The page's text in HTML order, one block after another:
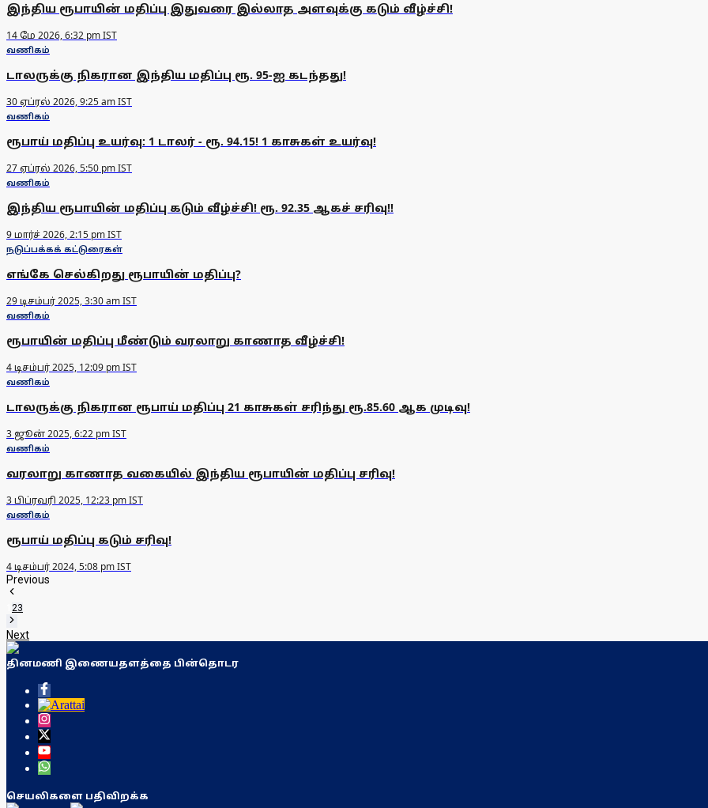
இந்திய ரூபாயின் மதிப்பு இதுவரை இல்லாத அளவுக்கு கடும் வீழ்ச்சி!
14 மே 2026, 6:32 pm IST
வணிகம்
டாலருக்கு நிகரான இந்திய மதிப்பு ரூ. 95-ஐ கடந்தது!
30 ஏப்ரல் 2026, 9:25 am IST
வணிகம்
ரூபாய் மதிப்பு உயர்வு: 1 டாலர் - ரூ. 94.15! 1 காசுகள் உயர்வு!
27 ஏப்ரல் 2026, 5:50 pm IST
வணிகம்
இந்திய ரூபாயின் மதிப்பு கடும் வீழ்ச்சி! ரூ. 92.35 ஆகச் சரிவு!!
9 மார்ச் 2026, 2:15 pm IST
நடுப்பக்கக் கட்டுரைகள்
எங்கே செல்கிறது ரூபாயின் மதிப்பு?
29 டிசம்பர் 2025, 3:30 am IST
வணிகம்
ரூபாயின் மதிப்பு மீண்டும் வரலாறு காணாத வீழ்ச்சி!
4 டிசம்பர் 2025, 12:09 pm IST
வணிகம்
டாலருக்கு நிகரான ரூபாய் மதிப்பு 21 காசுகள் சரிந்து ரூ.85.60 ஆக முடிவு!
3 ஜூன் 2025, 6:22 pm IST
வணிகம்
வரலாறு காணாத வகையில் இந்திய ரூபாயின் மதிப்பு சரிவு!
3 பிப்ரவரி 2025, 12:23 pm IST
வணிகம்
ரூபாய் மதிப்பு கடும் சரிவு!
4 டிசம்பர் 2024, 5:08 pm IST
Previous
23
Next
தினமணி இணையதளத்தை பின்தொடர
செயலிகளை பதிவிறக்க